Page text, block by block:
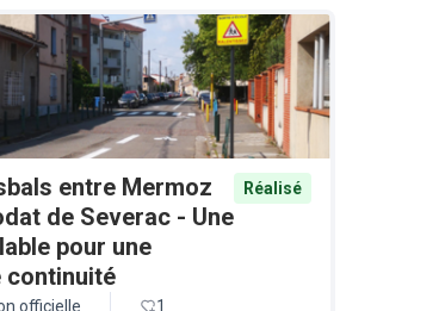
entre Mermoz
de Severac - Une
pour une
continuité
Réalisé
officielle 1